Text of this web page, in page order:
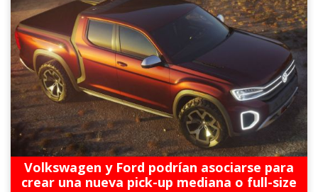
Volkswagen y Ford podrían asociarse para
crear una nueva pick-up mediana o full-size